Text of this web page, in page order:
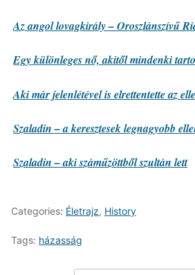
Az angol lovagkirály – Oroszlánszívű
Egy különleges nő, akitől mindenki
Aki már jelenlétével is elrettentette az
Szaladin – a keresztesek legnagyobb
Szaladin – aki száműzöttből szultán lett
Categories: Életrajz, History
Tags: házasság